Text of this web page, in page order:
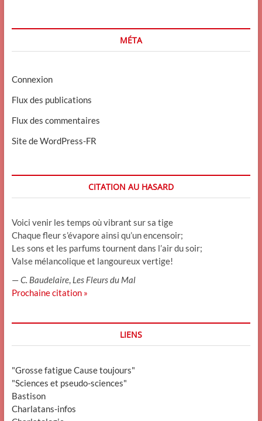
MÉTA
Connexion
Flux des publications
Flux des commentaires
Site de WordPress-FR
CITATION AU HASARD
Voici venir les temps où vibrant sur sa tige
Chaque fleur s’évapore ainsi qu’un encensoir;
Les sons et les parfums tournent dans l’air du soir;
Valse mélancolique et langoureux vertige!
—C. Baudelaire, Les Fleurs du Mal
Prochaine citation »
LIENS
"Grosse fatigue Cause toujours"
"Sciences et pseudo-sciences"
Bastison
Charlatans-infos